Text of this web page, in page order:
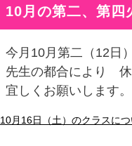
10月の第二、第
今月10月第二（12日
先生の都合により 休
宜しくお願いします。
10月16日（土）のクラスに